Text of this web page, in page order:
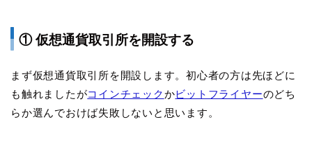
① 仮想通貨取引所を開設する
まず仮想通貨取引所を開設します。初心者の方は先ほどに
も触れましたがコインチェックかビットフライヤーのどち
らか選んでおけば失敗しないと思います。